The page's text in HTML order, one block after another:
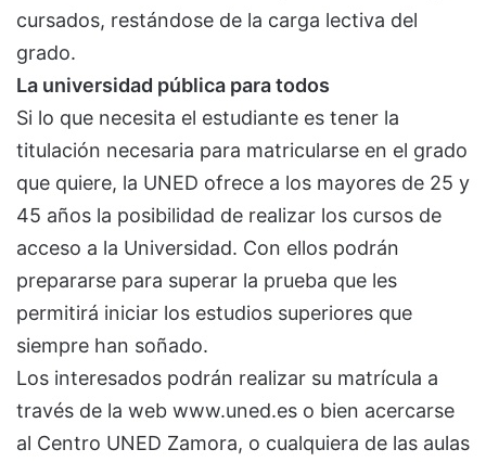
cursados, restándose de la carga lectiva del
grado.
La universidad pública para todos
Si lo que necesita el estudiante es tener la
titulación necesaria para matricularse en el grado
que quiere, la UNED ofrece a los mayores de 25 y
45 años la posibilidad de realizar los cursos de
acceso a la Universidad. Con ellos podrán
prepararse para superar la prueba que les
permitirá iniciar los estudios superiores que
siempre han soñado.
Los interesados podrán realizar su matrícula a
través de la web www.uned.es o bien acercarse
al Centro UNED Zamora, o cualquiera de las aulas